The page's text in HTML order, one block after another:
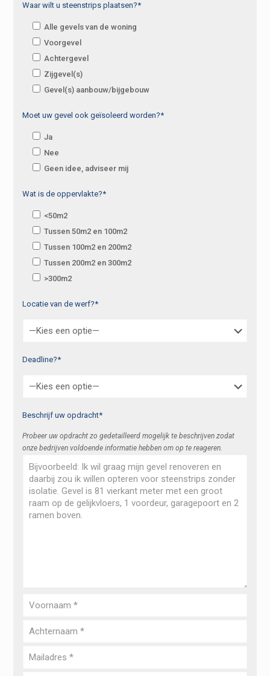
Waar wilt u steenstrips plaatsen?*
Alle gevels van de woning
Voorgevel
Achtergevel
Zijgevel(s)
Gevel(s) aanbouw/bijgebouw
Moet uw gevel ook geïsoleerd worden?*
Ja
Nee
Geen idee, adviseer mij
Wat is de oppervlakte?*
<50m2
Tussen 50m2 en 100m2
Tussen 100m2 en 200m2
Tussen 200m2 en 300m2
>300m2
Locatie van de werf?*
Deadline?*
Beschrijf uw opdracht*
Probeer uw opdracht zo gedetailleerd mogelijk te beschrijven zodat
onze bedrijven voldoende informatie hebben om op te reageren.